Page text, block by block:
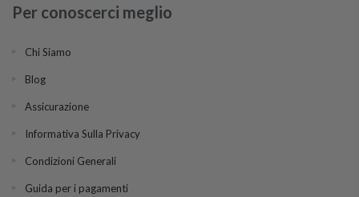
Per conoscerci meglio
Chi Siamo
Blog
Assicurazione
Informativa Sulla Privacy
Condizioni Generali
Guida per i pagamenti